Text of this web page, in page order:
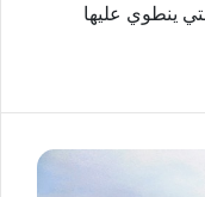
ينطوي عليها